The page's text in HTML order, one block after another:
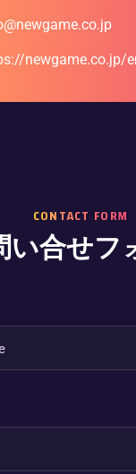
newgame.co.jp/
CONTACT FORM
い合せフ